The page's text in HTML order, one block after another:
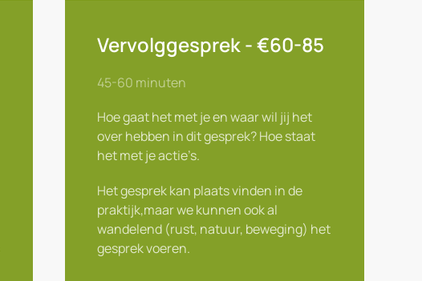
Vervolggesprek - €60-85
45-60 minuten
Hoe gaat het met je en waar wil jij het
over hebben in dit gesprek? Hoe staat
het met je actie’s.
Het gesprek kan plaats vinden in de
praktijk,maar we kunnen ook al
wandelend (rust, natuur, beweging) het
gesprek voeren.